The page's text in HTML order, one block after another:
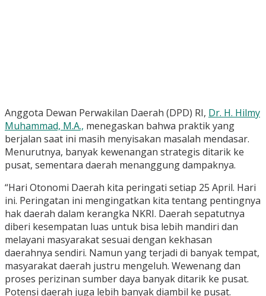
Anggota Dewan Perwakilan Daerah (DPD) RI, Dr. H. Hilmy
Muhammad, M.A., menegaskan bahwa praktik yang
berjalan saat ini masih menyisakan masalah mendasar.
Menurutnya, banyak kewenangan strategis ditarik ke
pusat, sementara daerah menanggung dampaknya.
“Hari Otonomi Daerah kita peringati setiap 25 April. Hari
ini. Peringatan ini mengingatkan kita tentang pentingnya
hak daerah dalam kerangka NKRI. Daerah sepatutnya
diberi kesempatan luas untuk bisa lebih mandiri dan
melayani masyarakat sesuai dengan kekhasan
daerahnya sendiri. Namun yang terjadi di banyak tempat,
masyarakat daerah justru mengeluh. Wewenang dan
proses perizinan sumber daya banyak ditarik ke pusat.
Potensi daerah juga lebih banyak diambil ke pusat.